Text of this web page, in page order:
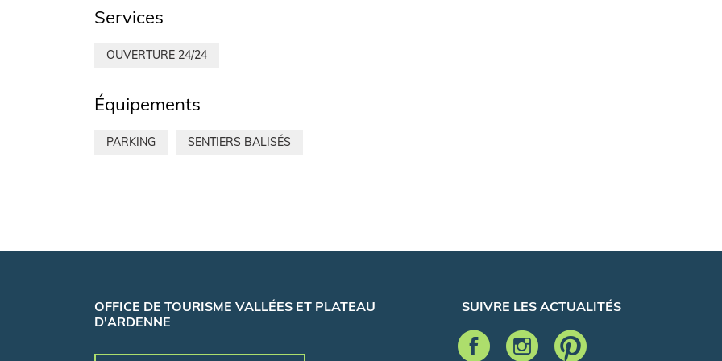
Services
OUVERTURE 24/24
Équipements
PARKING SENTIERS BALISÉS
OFFICE DE TOURISME VALLÉES ET PLATEAU
D'ARDENNE
SUIVRE LES ACTUALITÉS